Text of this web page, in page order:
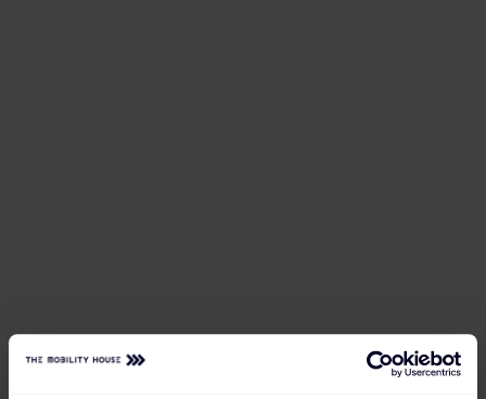
steuern – und in Zukunft lädt er sich einfach
neue Features runter, wann immer er sie